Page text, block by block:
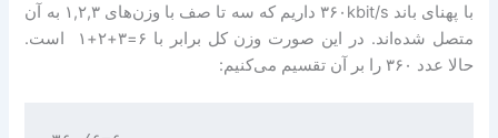
با پهنای باند ۳۶۰kbit/s داریم که سه تا صف با وزن‌های ۱,۲,۳ به آن
متصل شده‌اند. در این صورت وزن کل برابر با ‎ ۱+۲+۳=۶ است.
حالا عدد ۳۶۰ را بر آن تقسیم می‌کنیم: